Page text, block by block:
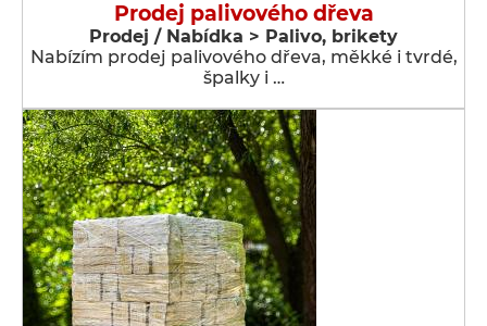
Prodej palivového dřeva
Prodej / Nabídka > Palivo, brikety
Nabízím prodej palivového dřeva, měkké i tvrdé,
špalky i …